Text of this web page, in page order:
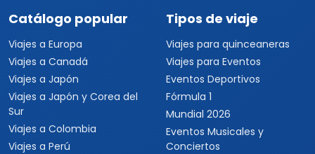
Catálogo popular
Viajes a Europa
Viajes a Canadá
Viajes a Japón
Viajes a Japón y Corea del
Sur
Viajes a Colombia
Viajes a Perú
Tipos de viaje
Viajes para quinceaneras
Viajes para Eventos
Eventos Deportivos
Fórmula 1
Mundial 2026
Eventos Musicales y
Conciertos